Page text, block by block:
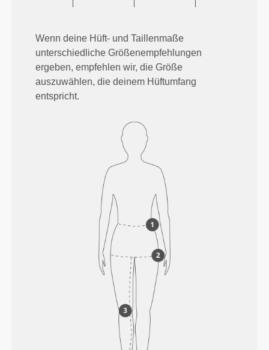
Wenn deine Hüft- und Taillenmaße
unterschiedliche Größenempfehlungen
ergeben, empfehlen wir, die Größe
auszuwählen, die deinem Hüftumfang
entspricht.